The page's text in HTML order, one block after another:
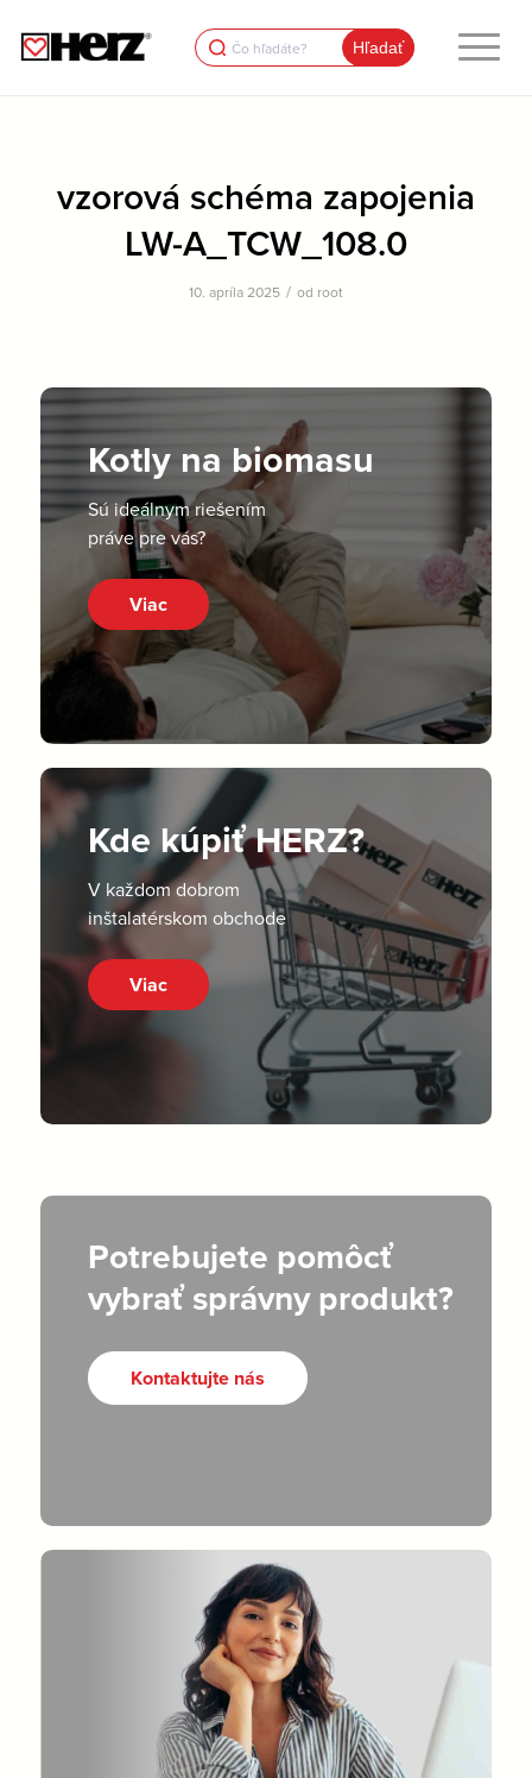
Search
for:
vzorová schéma zapojenia
LW-A_TCW_108.0
10. apríla 2025 / od root
Kotly na biomasu
Sú ideálnym riešením
práve pre vás?
Viac
Kde kúpiť HERZ?
V každom dobrom
inštalatérskom obchode
Viac
Potrebujete pomôcť
vybrať správny produkt?
Kontaktujte nás